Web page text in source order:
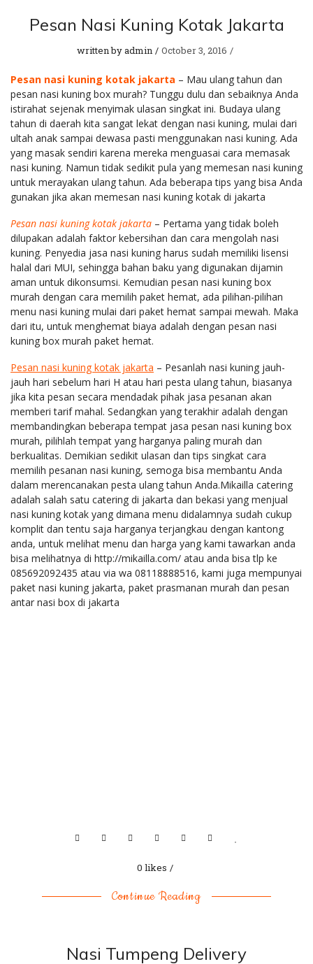
Pesan Nasi Kuning Kotak Jakarta
written byadmin October 3, 2016
Pesan nasi kuning kotak jakarta – Mau ulang tahun dan
pesan nasi kuning box murah? Tunggu dulu dan sebaiknya Anda
istirahat sejenak menyimak ulasan singkat ini. Budaya ulang
tahun di daerah kita sangat lekat dengan nasi kuning, mulai dari
ultah anak sampai dewasa pasti menggunakan nasi kuning. Ada
yang masak sendiri karena mereka menguasai cara memasak
nasi kuning. Namun tidak sedikit pula yang memesan nasi kuning
untuk merayakan ulang tahun. Ada beberapa tips yang bisa Anda
gunakan jika akan memesan nasi kuning kotak di jakarta
Pesan nasi kuning kotak jakarta – Pertama yang tidak boleh
dilupakan adalah faktor kebersihan dan cara mengolah nasi
kuning. Penyedia jasa nasi kuning harus sudah memiliki lisensi
halal dari MUI, sehingga bahan baku yang digunakan dijamin
aman untuk dikonsumsi. Kemudian pesan nasi kuning box
murah dengan cara memilih paket hemat, ada pilihan-pilihan
menu nasi kuning mulai dari paket hemat sampai mewah. Maka
dari itu, untuk menghemat biaya adalah dengan pesan nasi
kuning box murah paket hemat.
Pesan nasi kuning kotak jakarta – Pesanlah nasi kuning jauh-
jauh hari sebelum hari H atau hari pesta ulang tahun, biasanya
jika kita pesan secara mendadak pihak jasa pesanan akan
memberi tarif mahal. Sedangkan yang terakhir adalah dengan
membandingkan beberapa tempat jasa pesan nasi kuning box
murah, pilihlah tempat yang harganya paling murah dan
berkualitas. Demikian sedikit ulasan dan tips singkat cara
memilih pesanan nasi kuning, semoga bisa membantu Anda
dalam merencanakan pesta ulang tahun Anda.Mikailla catering
adalah salah satu catering di jakarta dan bekasi yang menjual
nasi kuning kotak yang dimana menu didalamnya sudah cukup
komplit dan tentu saja harganya terjangkau dengan kantong
anda, untuk melihat menu dan harga yang kami tawarkan anda
bisa melihatnya di http://mikailla.com/ atau anda bisa tlp ke
085692092435 atau via wa 08118888516, kami juga mempunyai
paket nasi kuning jakarta, paket prasmanan murah dan pesan
antar nasi box di jakarta
0 likes
Continue Reading
Nasi Tumpeng Delivery